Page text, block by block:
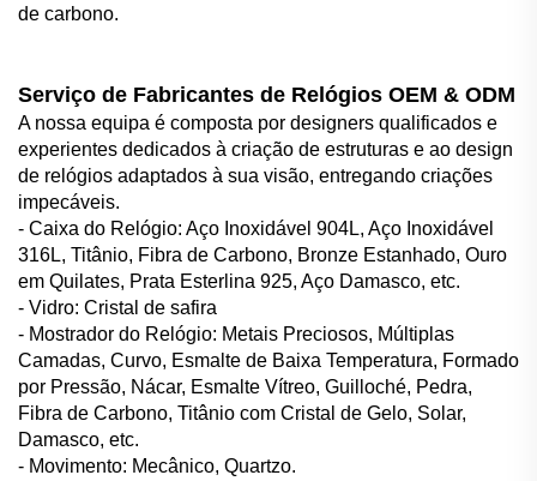
de carbono.
Serviço de Fabricantes de Relógios OEM & ODM
A nossa equipa é composta por designers qualificados e
experientes dedicados à criação de estruturas e ao design
de relógios adaptados à sua visão, entregando criações
impecáveis.
- Caixa do Relógio: Aço Inoxidável 904L, Aço Inoxidável
316L, Titânio, Fibra de Carbono, Bronze Estanhado, Ouro
em Quilates, Prata Esterlina 925, Aço Damasco, etc.
- Vidro: Cristal de safira
- Mostrador do Relógio: Metais Preciosos, Múltiplas
Camadas, Curvo, Esmalte de Baixa Temperatura, Formado
por Pressão, Nácar, Esmalte Vítreo, Guilloché, Pedra,
Fibra de Carbono, Titânio com Cristal de Gelo, Solar,
Damasco, etc.
- Movimento: Mecânico, Quartzo.